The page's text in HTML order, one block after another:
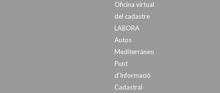
Oficina virtual
del cadastre
LABORA
Autos
Mediterráneo
Punt
d’Informació
Cadastral